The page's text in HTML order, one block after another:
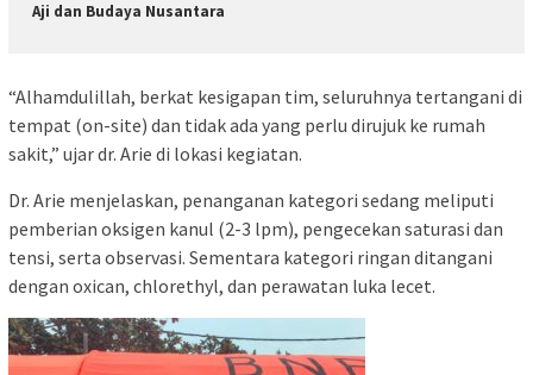
Aji dan Budaya Nusantara
“Alhamdulillah, berkat kesigapan tim, seluruhnya tertangani di
tempat (on-site) dan tidak ada yang perlu dirujuk ke rumah
sakit,” ujar dr. Arie di lokasi kegiatan.
​Dr. Arie menjelaskan, penanganan kategori sedang meliputi
pemberian oksigen kanul (2-3 lpm), pengecekan saturasi dan
tensi, serta observasi. Sementara kategori ringan ditangani
dengan oxican, chlorethyl, dan perawatan luka lecet.